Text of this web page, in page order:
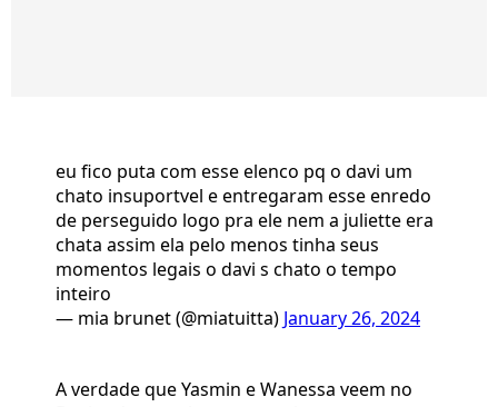
eu fico puta com esse elenco pq o davi um
chato insuportvel e entregaram esse enredo
de perseguido logo pra ele nem a juliette era
chata assim ela pelo menos tinha seus
momentos legais o davi s chato o tempo
inteiro
— mia brunet (@miatuitta) January 26, 2024
A verdade que Yasmin e Wanessa veem no